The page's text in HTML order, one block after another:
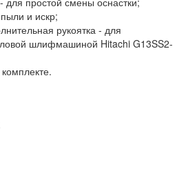
и искр;
рукоятка - для
шлифмашиной Hitachi G13SS2-